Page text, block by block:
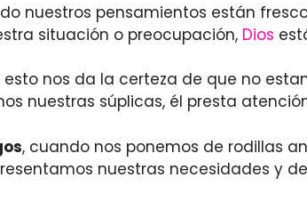
nuestros pensamientos están
situación o preocupación, Dios
esto nos da la certeza de que no
nuestras súplicas, él presta
, cuando nos ponemos de rodillas
nuestras necesidades y